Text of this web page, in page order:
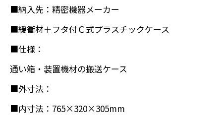
■納入先：精密機器メーカー
■緩衝材＋フタ付Ｃ式プラスチックケース
■仕様：
通い箱・装置機材の搬送ケース
■外寸法：
■内寸法：765×320×305mm